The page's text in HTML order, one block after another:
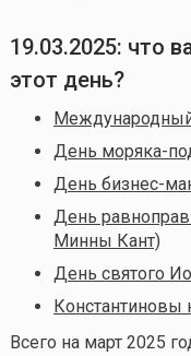
19.03.2025: что
этот день?
День моряка-
День бизнес-
День
Минны Кант)
День святого
Константиновы
Всего на март 2025